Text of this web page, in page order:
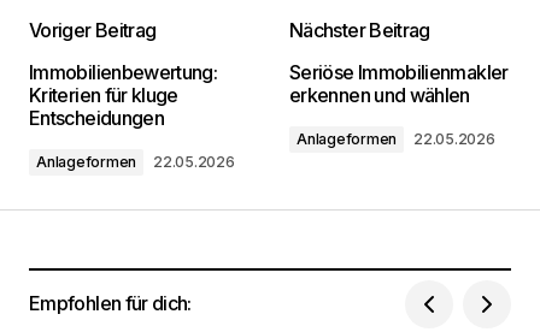
Deine E-Mail-Adresse wird nicht
veröffentlicht. Erforderliche Felder sind mit*
markiert
Kommentar*
Dein Name*
Voriger Beitrag
Immobilienbewertung:
Kriterien für kluge
Entscheidungen
Anlageformen 22.05.2026
Nächster Beitrag
Seriöse Immobilienmakler
erkennen und wählen
Anlageformen 22.05.2026
Empfohlen für dich: